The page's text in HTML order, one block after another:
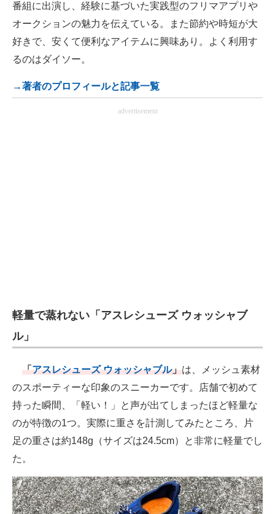
番組に出演し、経験に基づいた実践型のフリマアプリや
オークションの魅力を伝えている。また節約や時短が大
好きで、安くて便利なアイテムに興味あり。よく利用す
るのはダイソー。
→著者のプロフィールと記事一覧
advertisement
軽量で蒸れない「アスレシューズ ウォッシャブ
ル」
「アスレシューズ ウォッシャブル」は、メッシュ素材
のスポーティーな印象のスニーカーです。店舗で初めて
持った瞬間、「軽い！」と声が出てしまったほど軽量な
のが特徴の1つ。実際に重さを計測してみたところ、片
足の重さは約148g（サイズは24.5cm）と非常に軽量でし
た。